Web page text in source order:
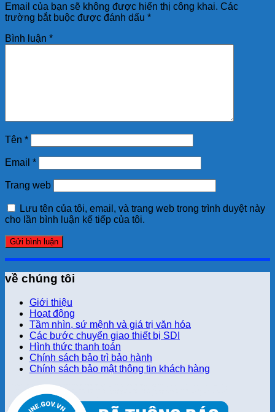
Email của bạn sẽ không được hiển thị công khai. Các
trường bắt buộc được đánh dấu *
Bình luận *
Tên *
Email *
Trang web
Lưu tên của tôi, email, và trang web trong trình duyệt này
cho lần bình luận kế tiếp của tôi.
về chúng tôi
Giới thiệu
Hoạt động
Tầm nhìn, sứ mệnh và giá trị văn hóa
Các bước chuyển giao thiết bị SDI
Hình thức thanh toán
Chính sách bảo trì bảo hành
Chính sách bảo mật thông tin khách hàng